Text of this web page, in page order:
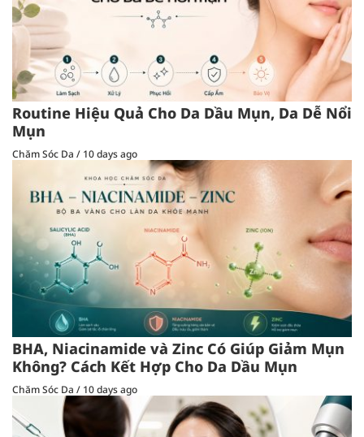
Routine Hiệu Quả Cho Da Dầu Mụn, Da Dễ Nổi
Mụn
Chăm Sóc Da / 10 days ago
BHA, Niacinamide và Zinc Có Giúp Giảm Mụn
Không? Cách Kết Hợp Cho Da Dầu Mụn
Chăm Sóc Da / 10 days ago